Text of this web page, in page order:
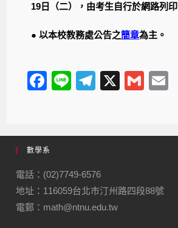
19日（二），由考生自行於網路列印
● 以本校教務處公告之簡章為主。
F
e
b
o
o
k
Li
T
gr
m
X
G
數學系
電話：(02)7749-6576
地址：116059台北市汀州路四段88號
電郵：math@ntnu.edu.tw